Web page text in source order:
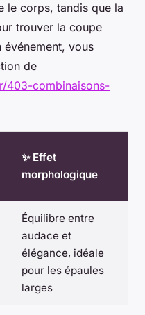
le corps, tandis que la
trouver la coupe
vous
de
403-combinaisons-
✨ Effet
morphologique
Équilibre entre
audace et
élégance, idéale
pour les épaules
larges